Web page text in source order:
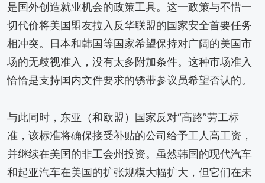
是国外创造就业机会的政策工具。这一政策与不惜一
切代价将美国盟友拉入反华联盟的国家安全首要任务
相冲突。日本和韩国等国家希望保持对广阔的美国市
场的无歧视准入，没有太多附加条件。这种市场准入
恰恰是支持国内文件要求的锈带参议员希望否认的。
与此同时，东亚（和欧盟）国家反对“高路”劳工标
准，该标准将确保接受补贴的公司给予工人高工资，
并继续在美国的非工会州投资。虽然韩国的现代汽车
和起亚汽车在美国的扩张规模大幅扩大，但它们在未